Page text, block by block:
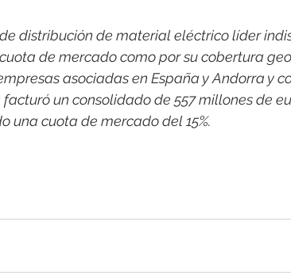
de distribución de material eléctrico líder
de mercado como por su cobertura
asociadas en España y Andorra y
facturó un consolidado de 557 millones de
una cuota de mercado del 15%.